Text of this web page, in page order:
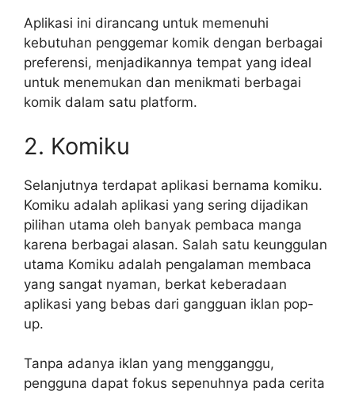
Aplikasi ini dirancang untuk memenuhi
kebutuhan penggemar komik dengan berbagai
preferensi, menjadikannya tempat yang ideal
untuk menemukan dan menikmati berbagai
komik dalam satu platform.
2. Komiku
Selanjutnya terdapat aplikasi bernama komiku.
Komiku adalah aplikasi yang sering dijadikan
pilihan utama oleh banyak pembaca manga
karena berbagai alasan. Salah satu keunggulan
utama Komiku adalah pengalaman membaca
yang sangat nyaman, berkat keberadaan
aplikasi yang bebas dari gangguan iklan pop-
up.
Tanpa adanya iklan yang mengganggu,
pengguna dapat fokus sepenuhnya pada cerita